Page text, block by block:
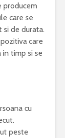
producem
care se
si de durata.
care
in timp si se
cu
peste